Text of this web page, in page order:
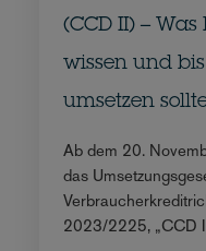
(CCD II) –
wissen und
umsetzen
Ab dem 20.
das
2023/2225, „CCD